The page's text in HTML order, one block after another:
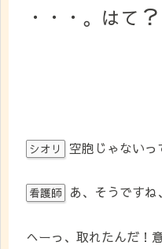
・・・。はて
シオリ 空胞じゃないっ
看護師 あ、そうですね
へーっ、取れたんだ！